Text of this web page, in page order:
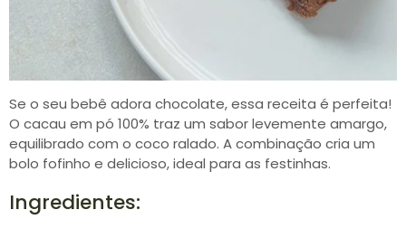
Se o seu bebê adora chocolate, essa receita é perfeita!
O cacau em pó 100% traz um sabor levemente amargo,
equilibrado com o coco ralado. A combinação cria um
bolo fofinho e delicioso, ideal para as festinhas.
Ingredientes: